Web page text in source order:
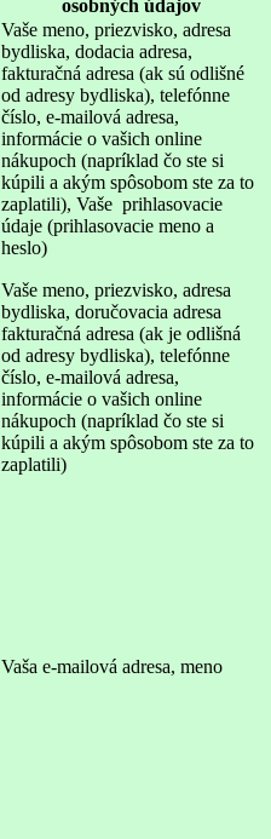
osobných údajov
Vaše meno, priezvisko, adresa
bydliska, dodacia adresa,
fakturačná adresa (ak sú odlišné
od adresy bydliska), telefónne
číslo, e-mailová adresa,
informácie o vašich online
nákupoch (napríklad čo ste si
kúpili a akým spôsobom ste za to
zaplatili), Vaše prihlasovacie
údaje (prihlasovacie meno a
heslo)
Vaše meno, priezvisko, adresa
bydliska, doručovacia adresa
fakturačná adresa (ak je odlišná
od adresy bydliska), telefónne
číslo, e-mailová adresa,
informácie o vašich online
nákupoch (napríklad čo ste si
kúpili a akým spôsobom ste za to
zaplatili)
Vaša e-mailová adresa, meno